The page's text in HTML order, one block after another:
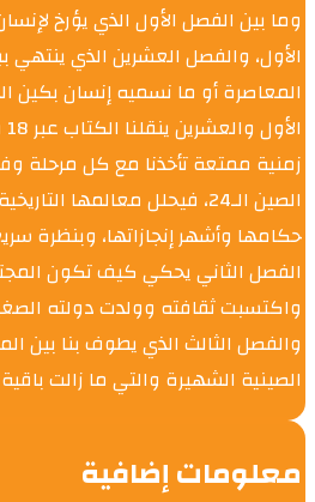
وما بين الفصل الأول الذي يؤرخ
الأول، والفصل العشرين الذي ينتهي
المعاصرة أو ما نسميه إنسان بكين
زمنية ممتعة تأخذنا مع كل مرحلة
الصين الـ24، فيحلل معالمها
حكامها وأشهر إنجازاتها، وبنظرة
الفصل الثاني يحكي كيف تكون
واكتسبت ثقافته وولدت دولته
والفصل الثالث الذي يطوف بنا بين
الصينية الشهيرة والتي ما زالت
معلومات إضافية